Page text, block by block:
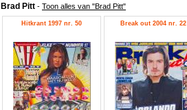
Brad Pitt - Toon alles van "Brad Pitt"
Hitkrant 1997 nr. 50 Break out 2004 nr. 22